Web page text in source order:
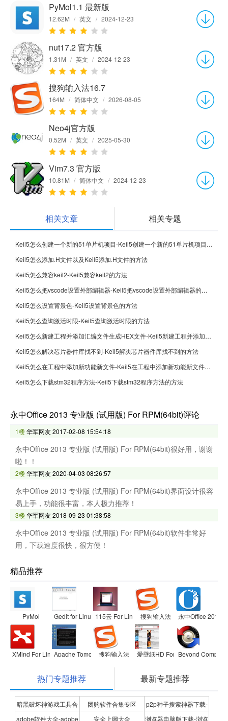
PyMol1.1 最新版
12.62M / 英文 / 2024-12-23
nut17.2 官方版
1.31M / 英文 / 2024-12-23
搜狗输入法16.7
164M / 简体中文 / 2026-08-05
Neo4j官方版
0.52M / 英文 / 2025-05-30
Vim7.3 官方版
10.81M / 简体中文 / 2024-12-23
相关文章 相关专题
Keil5怎么创建一个新的51单片机项目-Keil5创建一个新的51单片机项目的方法
Keil5怎么添加.H文件以及Keil5添加.H文件的方法
Keil5怎么兼容keil2-Keil5兼容keil2的方法
Keil5怎么把vscode设置外部编辑器-Keil5把vscode设置外部编辑器的方法
Keil5怎么设置背景色-Keil5设置背景色的方法
Keil5怎么查询激活时限-Keil5查询激活时限的方法
Keil5怎么新建工程并添加汇编文件生成HEX文件-Keil5新建工程并添加汇编文件生成HEX文件的方法
Keil5怎么解决芯片器件库找不到-Keil5解决芯片器件库找不到的方法
Keil5怎么在工程中添加新功能新文件-Keil5在工程中添加新功能新文件的方法
Keil5怎么下载stm32程序方法-Keil5下载stm32程序方法的方法
永中Office 2013 专业版 (试用版) For RPM(64bit)评论
1楼华军网友2017-02-08 15:54:18
永中Office 2013 专业版 (试用版) For RPM(64bit)很好用，谢谢
啦！！
2楼华军网友2020-04-03 08:26:57
永中Office 2013 专业版 (试用版) For RPM(64bit)界面设计很容
易上手，功能很丰富，本人极力推荐！
3楼华军网友2018-09-23 01:38:58
永中Office 2013 专业版 (试用版) For RPM(64bit)软件非常好
用，下载速度很快，很方便！
精品推荐
PyMol Gedit for Linux 115云 For Linux 搜狗输入法 永中Office 2013
XMind For Linux(64)Apache Tomcat For Linux
搜狗输入法 爱壁纸HD For Linux
Beyond
热门专题推荐 最新专题推荐
暗黑破坏神游戏工具合
集
团购软件合集专区
p2p种子搜索神器下载-
P2P种子搜索神器专题
adobe软件大全-adobe 安全上网大全 浏览器电脑版下载-浏览